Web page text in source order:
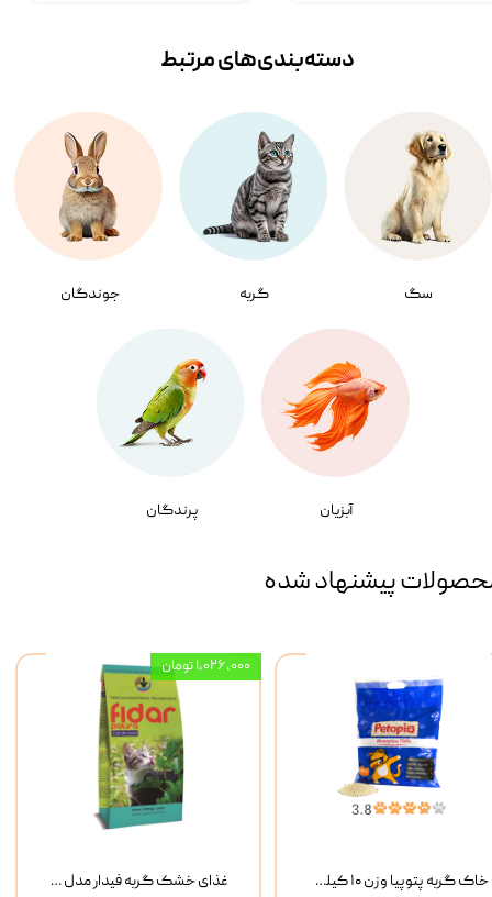
سگ گربه جوندگان
آبزیان پرندگان
دسته‌بندی‌‌های مرتبط
پیشنهاد شده
غذای خشک گربه فیدار مدل Adult وزن 10 کیلوگرم
۱,۰۲۶,۰۰۰ تومان
خاک گربه پتوپیا وزن ۱۰ کیلوگرم